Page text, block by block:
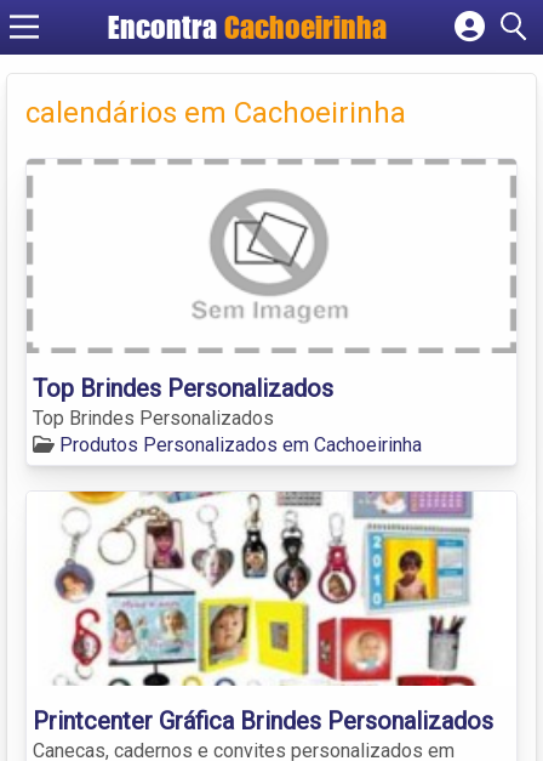
Encontra Cachoeirinha
Cadastrar empresa
Criar conta
calendários em Cachoeirinha
Top Brindes Personalizados
Top Brindes Personalizados
Produtos Personalizados em Cachoeirinha
Printcenter Gráfica Brindes Personalizados
Canecas, cadernos e convites personalizados em